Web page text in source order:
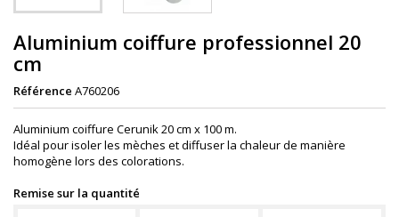
Aluminium coiffure professionnel 20
cm
Référence A760206
Aluminium coiffure Cerunik 20 cm x 100 m.
Idéal pour isoler les mèches et diffuser la chaleur de manière
homogène lors des colorations.
Remise sur la quantité